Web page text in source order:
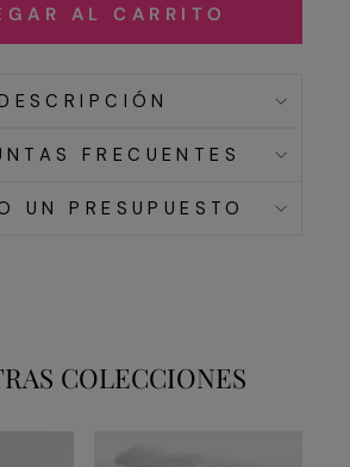
AL CARRITO
FRECUENTES
UN PRESUPUESTO
COLECCIONES